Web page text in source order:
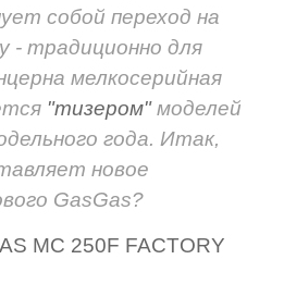
собой переход на
- традиционно для
мелкосерийная
"тизером"моделей
года. Итак,
новое
GasGas?
MC 250F FACTORY